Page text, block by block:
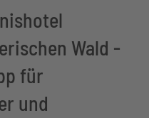
Wald -
für
und